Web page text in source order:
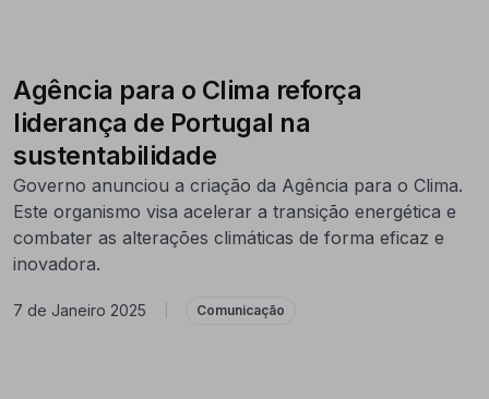
Agência para o Clima reforça
liderança de Portugal na
sustentabilidade
Governo anunciou a criação da Agência para o Clima.
Este organismo visa acelerar a transição energética e
combater as alterações climáticas de forma eficaz e
inovadora.
7 de Janeiro 2025 Comunicação